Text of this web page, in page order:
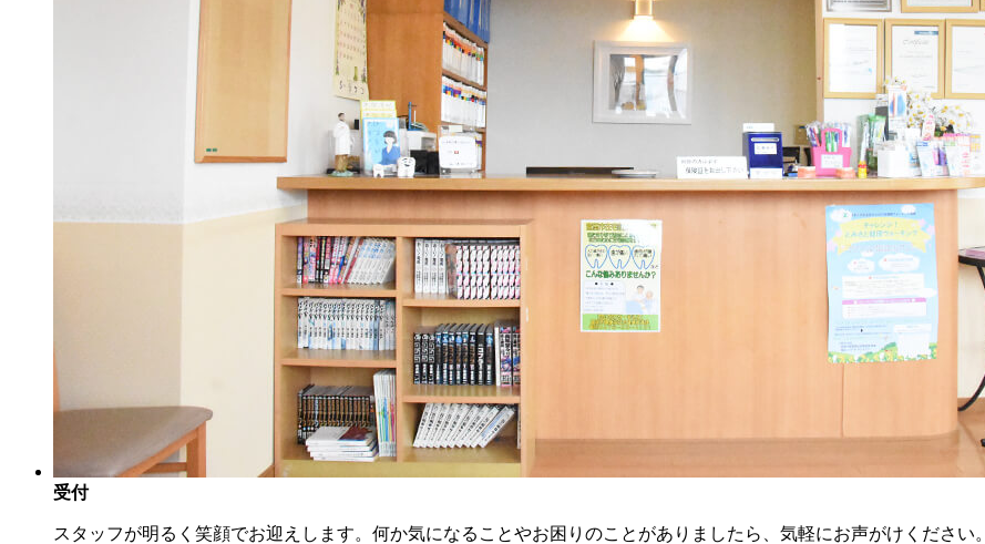
受付
スタッフが明るく笑顔でお迎えします。何か気になることやお困りのことがありましたら、気軽にお声がけください。